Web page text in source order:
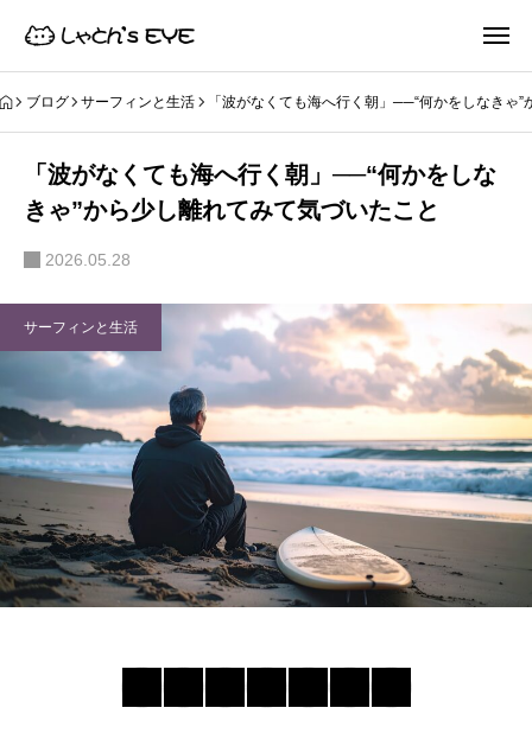
ブログ サーフィンと生活 「波がなくても海へ行く朝」──“何かをしなきゃ
「波がなくても海へ行く朝」──“何かをしな
きゃ”から少し離れてみて気づいたこと
2026.05.28
サーフィンと生活